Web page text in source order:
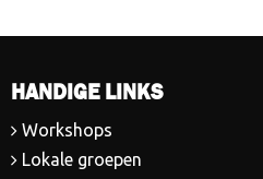
HANDIGE LINKS
Workshops
Lokale groepen